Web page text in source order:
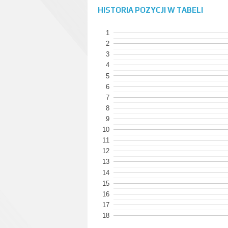
HISTORIA POZYCJI W TABELI
1
2
3
4
5
6
7
8
9
10
11
12
13
14
15
16
17
18